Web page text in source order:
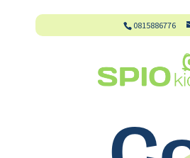
0815886776